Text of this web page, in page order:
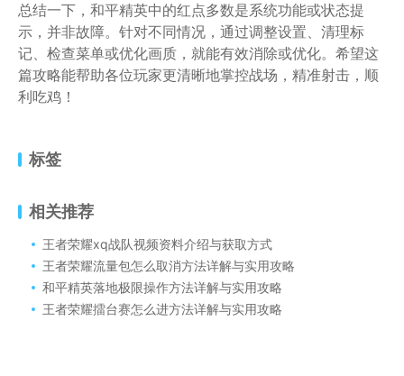
总结一下，和平精英中的红点多数是系统功能或状态提
示，并非故障。针对不同情况，通过调整设置、清理标
记、检查菜单或优化画质，就能有效消除或优化。希望这
篇攻略能帮助各位玩家更清晰地掌控战场，精准射击，顺
利吃鸡！
标签
相关推荐
王者荣耀xq战队视频资料介绍与获取方式
王者荣耀流量包怎么取消方法详解与实用攻略
和平精英落地极限操作方法详解与实用攻略
王者荣耀擂台赛怎么进方法详解与实用攻略